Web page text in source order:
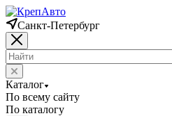
Санкт-Петербург
Каталог
По всему сайту
По каталогу